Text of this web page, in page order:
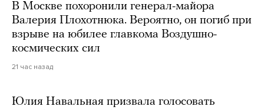
В Москве похоронили генерал-майора
Валерия Плохотнюка. Вероятно, он погиб при
взрыве на юбилее главкома Воздушно-
космических сил
21 час назад
Юлия Навальная призвала голосовать